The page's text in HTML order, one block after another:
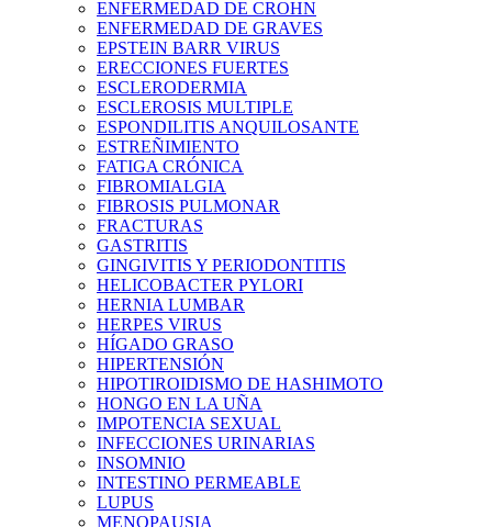
ENFERMEDAD DE CROHN
ENFERMEDAD DE GRAVES
EPSTEIN BARR VIRUS
ERECCIONES FUERTES
ESCLERODERMIA
ESCLEROSIS MULTIPLE
ESPONDILITIS ANQUILOSANTE
ESTREÑIMIENTO
FATIGA CRÓNICA
FIBROMIALGIA
FIBROSIS PULMONAR
FRACTURAS
GASTRITIS
GINGIVITIS Y PERIODONTITIS
HELICOBACTER PYLORI
HERNIA LUMBAR
HERPES VIRUS
HÍGADO GRASO
HIPERTENSIÓN
HIPOTIROIDISMO DE HASHIMOTO
HONGO EN LA UÑA
IMPOTENCIA SEXUAL
INFECCIONES URINARIAS
INSOMNIO
INTESTINO PERMEABLE
LUPUS
MENOPAUSIA